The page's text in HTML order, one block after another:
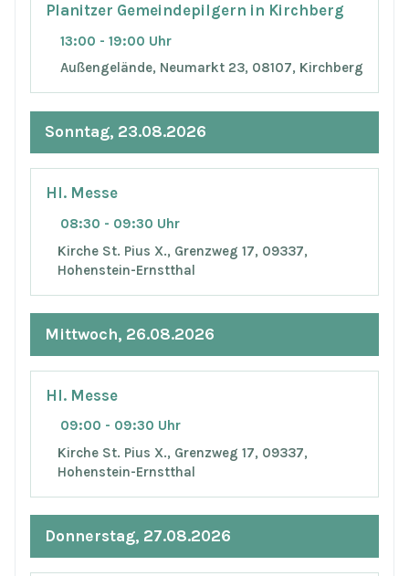
Planitzer Gemeindepilgern in Kirchberg
13:00 - 19:00 Uhr
Außengelände, Neumarkt 23, 08107, Kirchberg
Sonntag, 23.08.2026
Hl. Messe
08:30 - 09:30 Uhr
Kirche St. Pius X., Grenzweg 17, 09337,
Hohenstein-Ernstthal
Mittwoch, 26.08.2026
Hl. Messe
09:00 - 09:30 Uhr
Kirche St. Pius X., Grenzweg 17, 09337,
Hohenstein-Ernstthal
Donnerstag, 27.08.2026